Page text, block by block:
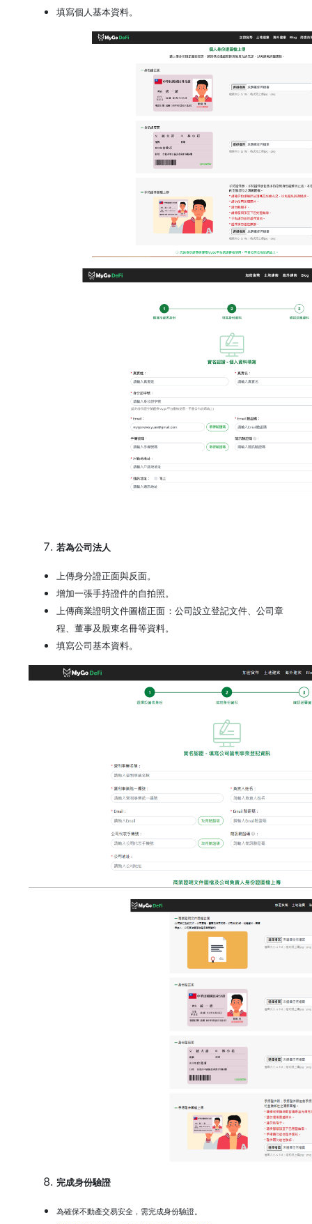
填寫個人基本資料。
若為公司法人
上傳身分證正面與反面。
增加一張手持證件的自拍照。
上傳商業證明文件圖檔正面：公司設立登記文件、公司章
程、董事及股東名冊等資料。
填寫公司基本資料。
完成身份驗證
為確保不動產交易安全，需完成身份驗證。